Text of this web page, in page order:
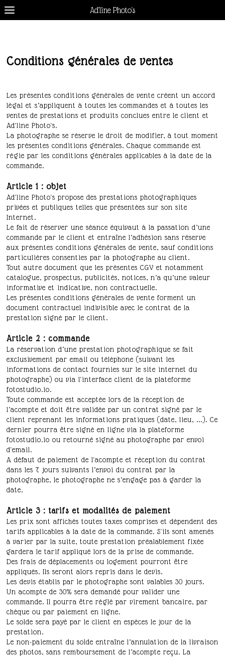
Ad'line Photo's
Conditions générales de ventes
Les présentes conditions générales de vente créent un accord
légal et s’appliquent à toutes les commandes et à toutes les
ventes de prestations et produits conclues entre le client et
Ad'line Photo's.
La photographe se réserve le droit de modifier, à tout moment
les présentes conditions générales. Chaque commande est
régie par les conditions générales applicables à la date de la
commande.
Article 1 : objet
Ad'line Photo's propose des prestations photographiques
privées et publiques telles que présentées sur son site
Internet.
Le fait de réserver une séance équivaut à la passation d’une
commande par le client et entraîne l’adhésion sans réserve
aux présentes conditions générales de vente, sauf conditions
particulières consenties par la photographe au client.
Tout autre document que les présentes CGV et notamment
catalogue, prospectus, publicités, notices, n’a qu’une valeur
informative et indicative, non contractuelle.
Les présentes conditions générales de vente forment un
document contractuel indivisible avec le contrat de la
prestation signé par le client.
Article 2 : commande
La réservation d’une prestation photographique se fait
exclusivement par email ou téléphone (suivant les
informations de contact fournies sur le site internet du
photographe) ou via l'interface client de la plateforme
fotostudio.io.
Toute commande est acceptée lors de la réception de
l’acompte et doit être validée par un contrat signé par le
client reprenant les informations pratiques (date, lieu, ...). Ce
dernier pourra être signé en ligne via la plateforme
fotostudio.io ou retourné signé au photographe par envoi
d'email.
A défaut de paiement de l'acompte et réception du contrat
dans les 7 jours suivants l’envoi du contrat par la
photographe, le photographe ne s’engage pas à garder la
date.
Article 3 : tarifs et modalités de paiement
Les prix sont affichés toutes taxes comprises et dépendent des
tarifs applicables à la date de la commande. S'ils sont amenés
à varier par la suite, toute prestation préalablement fixée
gardera le tarif appliqué lors de la prise de commande.
Des frais de déplacements ou logement pourront être
appliqués. Ils seront alors repris dans le devis.
Les devis établis par le photographe sont valables 30 jours.
Un acompte de 30% sera demandé pour valider une
commande. Il pourra être réglé par virement bancaire, par
chèque ou par paiement en ligne.
Le solde sera payé par le client en espèces le jour de la
prestation.
Le non-paiement du solde entraîne l’annulation de la livraison
des photos, sans remboursement de l’acompte reçu. La